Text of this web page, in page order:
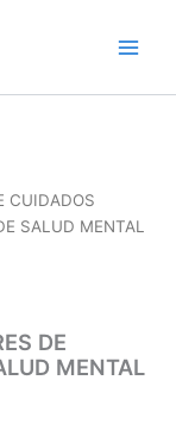
CUIDADOS
SALUD MENTAL
DE
MENTAL